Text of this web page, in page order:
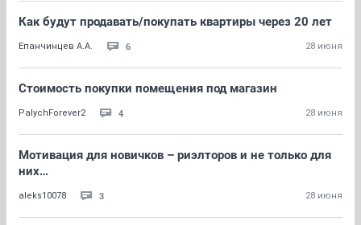
Как будут продавать/покупать квартиры через 20 лет
Епанчинцев А.А. 6 28 июня
Стоимость покупки помещения под магазин
PalychForever2 4 28 июня
Мотивация для новичков – риэлторов и не только для
них…
aleks10078 3 28 июня